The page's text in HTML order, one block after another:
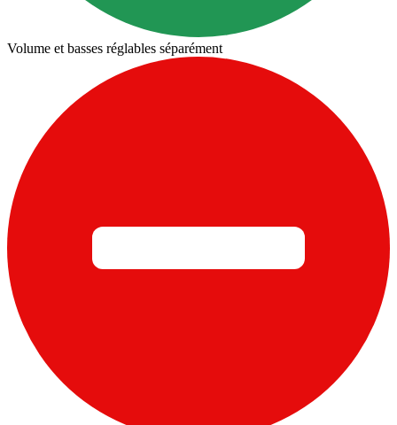
Volume et basses réglables séparément